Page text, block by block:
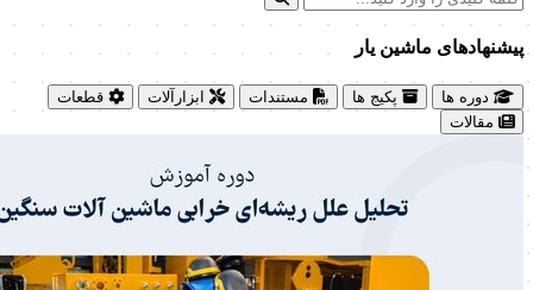
پیشنهاد‌های ماشین یار
دوره ها پکیج ها مستندات ابزارآلات
قطعات
مقالات